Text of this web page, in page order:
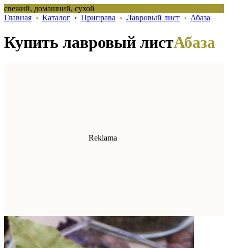
свежий, домашний, сухой
Главная › Каталог › Приправа › Лавровый лист › Абаза
Купить лавровый листАбаза